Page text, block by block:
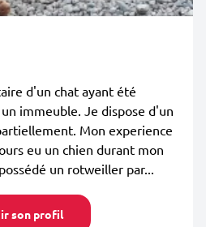
d'un chat ayant été
immeuble. Je dispose d'un
Mon experience
eu un chien durant mon
un rotweiller par...
son profil